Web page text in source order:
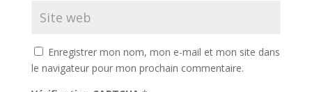
Enregistrer mon nom, mon e-mail et mon site dans
le navigateur pour mon prochain commentaire.